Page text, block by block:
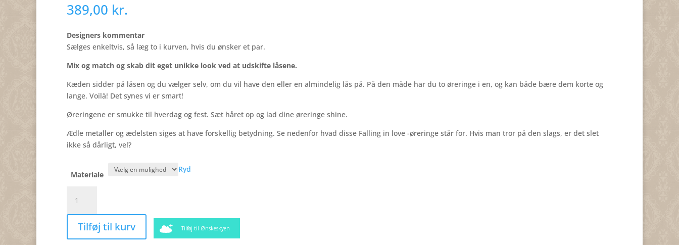
389,00 kr.
Designers kommentar
Sælges enkeltvis, så læg to i kurven, hvis du ønsker et par.
Mix og match og skab dit eget unikke look ved at udskifte låsene.
Kæden sidder på låsen og du vælger selv, om du vil have den eller en almindelig lås på. På den måde har du to øreringe i en, og kan både bære dem korte og
lange. Voilà! Det synes vi er smart!
Øreringene er smukke til hverdag og fest. Sæt håret op og lad dine øreringe shine.
Ædle metaller og ædelsten siges at have forskellig betydning. Se nedenfor hvad disse Falling in love -øreringe står for. Hvis man tror på den slags, er det slet
ikke så dårligt, vel?
Materiale
Ryd
Falling
in
love,
Sælges
Tilføj til kurv Tilføj til Ønskeskyen